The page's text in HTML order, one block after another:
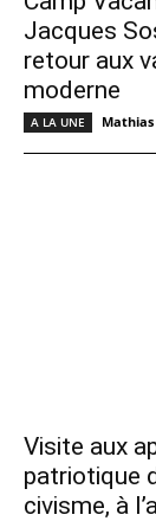
Jacques
retour aux
moderne
A LA UNE Mathias
Visite aux
patriotique
civisme, à